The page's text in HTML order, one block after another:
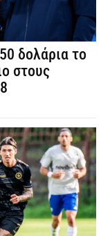
δολάρια το
στους